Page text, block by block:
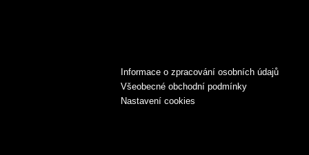
Informace o zpracování osobních údajů
Všeobecné obchodní podmínky
Nastavení cookies